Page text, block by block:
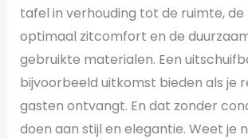
tafel in verhouding tot de ruimte,
optimaal zitcomfort en de
gebruikte materialen. Een
bijvoorbeeld uitkomst bieden als je
gasten ontvangt. En dat zonder
doen aan stijl en elegantie. Weet je